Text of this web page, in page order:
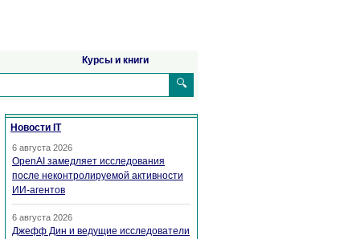
Курсы и книги
🔍
Новости IT
6 августа 2026
OpenAI замедляет исследования
после неконтролируемой активности
ИИ-агентов
6 августа 2026
Джефф Дин и ведущие исследователи